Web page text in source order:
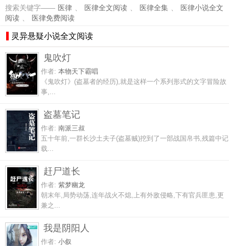
搜索关键字—— 医律 、 医律全文阅读 、 医律全集 、
医律小说全文
阅读 、 医律免费阅读
灵异悬疑小说全文阅读
鬼吹灯
作者: 本物天下霸唱
《鬼吹灯》(盗墓者的经历),就是这样一个系列形式的文字冒险故
事,...
盗墓笔记
作者: 南派三叔
五十年前,一群长沙土夫子(盗墓贼)挖到了一部战国帛书,残篇中记
载...
赶尸道长
作者: 紫梦幽龙
朝末年,局势动荡,连年战火不熄,上有外敌侵略,下有官兵匪患,更
兼之...
我是阴阳人
作者: 小叙